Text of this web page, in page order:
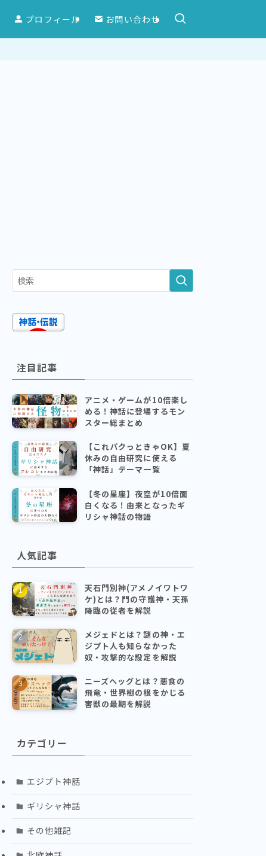
プロフィール お問い合わせ
注目記事
アニメ・ゲームが10倍楽し
める！神話に登場するモン
スター総まとめ
【これパクっときゃOK】夏
休みの自由研究に使える
「神話」テーマ一覧
【冬の星座】夜空が10倍面
白くなる！由来となったギ
リシャ神話の物語
人気記事
天石門別神(アメノイワトワ
ケ)とは？門の守護神・天孫
降臨の従者を解説
メジェドとは？謎の神・エ
ジプト人も知らなかった
奴・攻撃的な設定を解説
ニーズヘッグとは？悪食の
飛竜・世界樹の根をかじる
害獣の最期を解説
カテゴリー
エジプト神話
ギリシャ神話
その他雑記